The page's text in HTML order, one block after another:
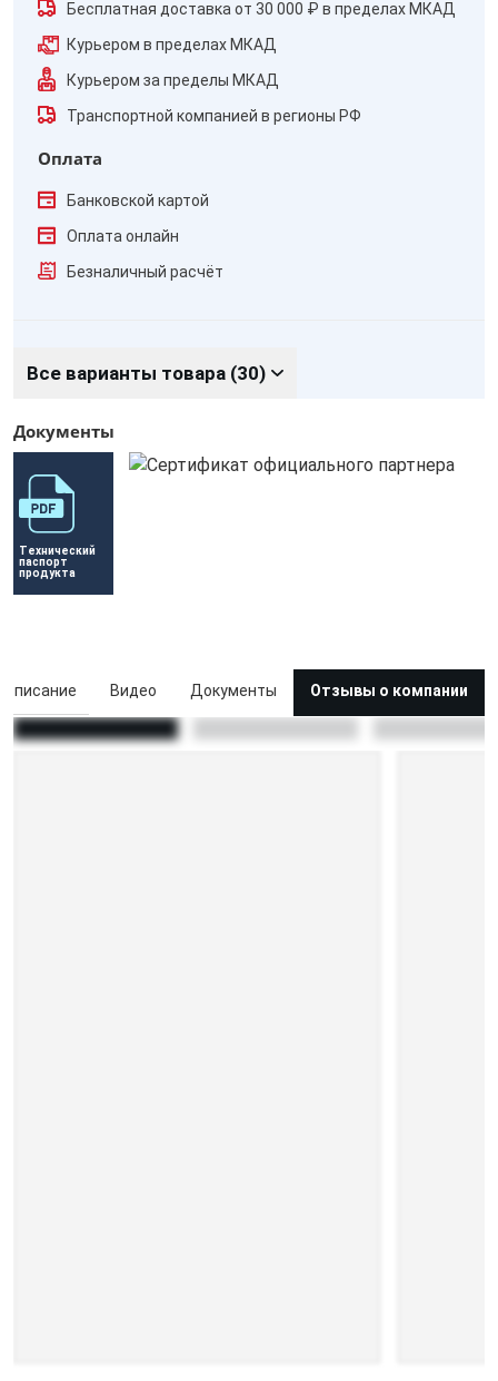
Бесплатная доставка от 30 000 ₽ в пределах МКАД
Курьером в пределах МКАД
Курьером за пределы МКАД
Транспортной компанией в регионы РФ
Оплата
Банковской картой
Оплата онлайн
Безналичный расчёт
Все варианты товара (30)
Документы
Технический
паспорт
продукта
Описание Видео Документы Отзывы о компании